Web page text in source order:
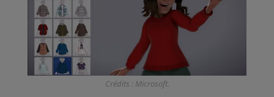
Crédits : Microsoft.